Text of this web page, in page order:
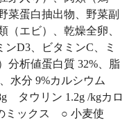
菜蛋白抽出物、野菜副
（エビ）、乾燥全卵、
D3、ビタミンC、ミ
分析値蛋白質 32%、脂
水分 9%カルシウム
タウリン 1.2g /kgカロ
ミックス ○ 小麦使